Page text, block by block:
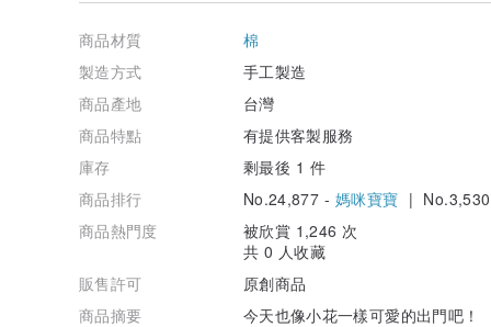
商品材質
棉
製造方式
手工製造
商品產地
台灣
商品特點
有提供客製服務
庫存
剩最後 1 件
商品排行
No.24,877 - 媽咪寶寶 |
商品熱門度
被欣賞 1,246 次
共 0 人收藏
販售許可
原創商品
商品摘要
今天也像小花一樣可愛的出門吧！